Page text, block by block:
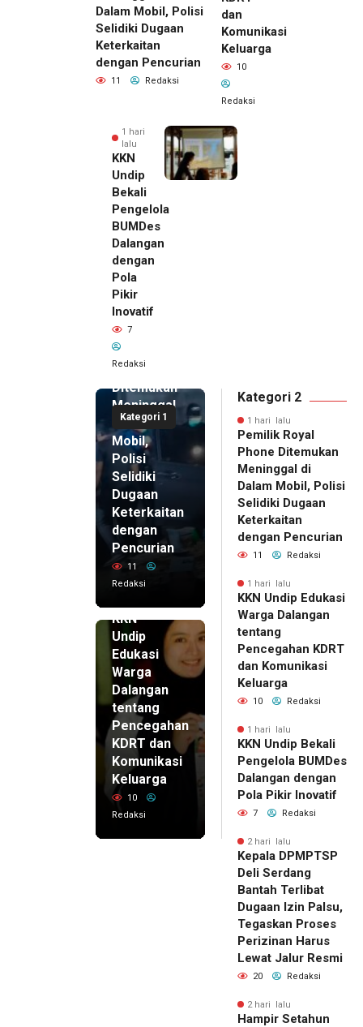
Dalam Mobil, Polisi
Selidiki Dugaan
Keterkaitan
dengan Pencurian
11 Redaksi
dan
Komunikasi
Keluarga
10
Redaksi
1 hari
lalu
KKN
Undip
Bekali
Pengelola
BUMDes
Dalangan
dengan
Pola
Pikir
Inovatif
7
Redaksi
Kategori 1
1 hari lalu
Pemilik
Royal
Phone
Ditemukan
Meninggal
di Dalam
Mobil,
Polisi
Selidiki
Dugaan
Keterkaitan
dengan
Pencurian
11
Redaksi
KKN
Undip
Edukasi
Warga
Dalangan
tentang
Pencegahan
KDRT dan
Komunikasi
Keluarga
10
Redaksi
Kategori 2
1 hari lalu
Pemilik Royal
Phone Ditemukan
Meninggal di
Dalam Mobil, Polisi
Selidiki Dugaan
Keterkaitan
dengan Pencurian
11 Redaksi
1 hari lalu
KKN Undip Edukasi
Warga Dalangan
tentang
Pencegahan KDRT
dan Komunikasi
Keluarga
10 Redaksi
1 hari lalu
KKN Undip Bekali
Pengelola BUMDes
Dalangan dengan
Pola Pikir Inovatif
7 Redaksi
2 hari lalu
Kepala DPMPTSP
Deli Serdang
Bantah Terlibat
Dugaan Izin Palsu,
Tegaskan Proses
Perizinan Harus
Lewat Jalur Resmi
20 Redaksi
2 hari lalu
Hampir Setahun